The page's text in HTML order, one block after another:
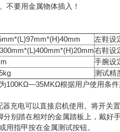
不要用金属物体插入！
左鞋设
300mm*(L)400mm*(H)20mm右鞋设
手腕设
测试精
100KΩ—35MKΩ根据用户使用条件
充电可以直接启机使用。将开关
分别踏在相对的金属踏板上，戴好
用指甲按在金属测试按钮。